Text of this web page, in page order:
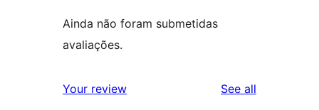
Ainda não foram submetidas
avaliações.
Your review See all